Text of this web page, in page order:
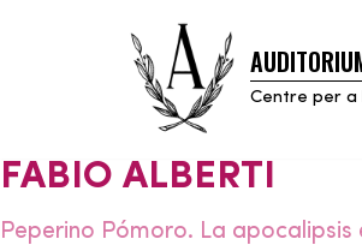
Centre per a
FABIO ALBERTI
Peperino Pómoro. La apocalipsis